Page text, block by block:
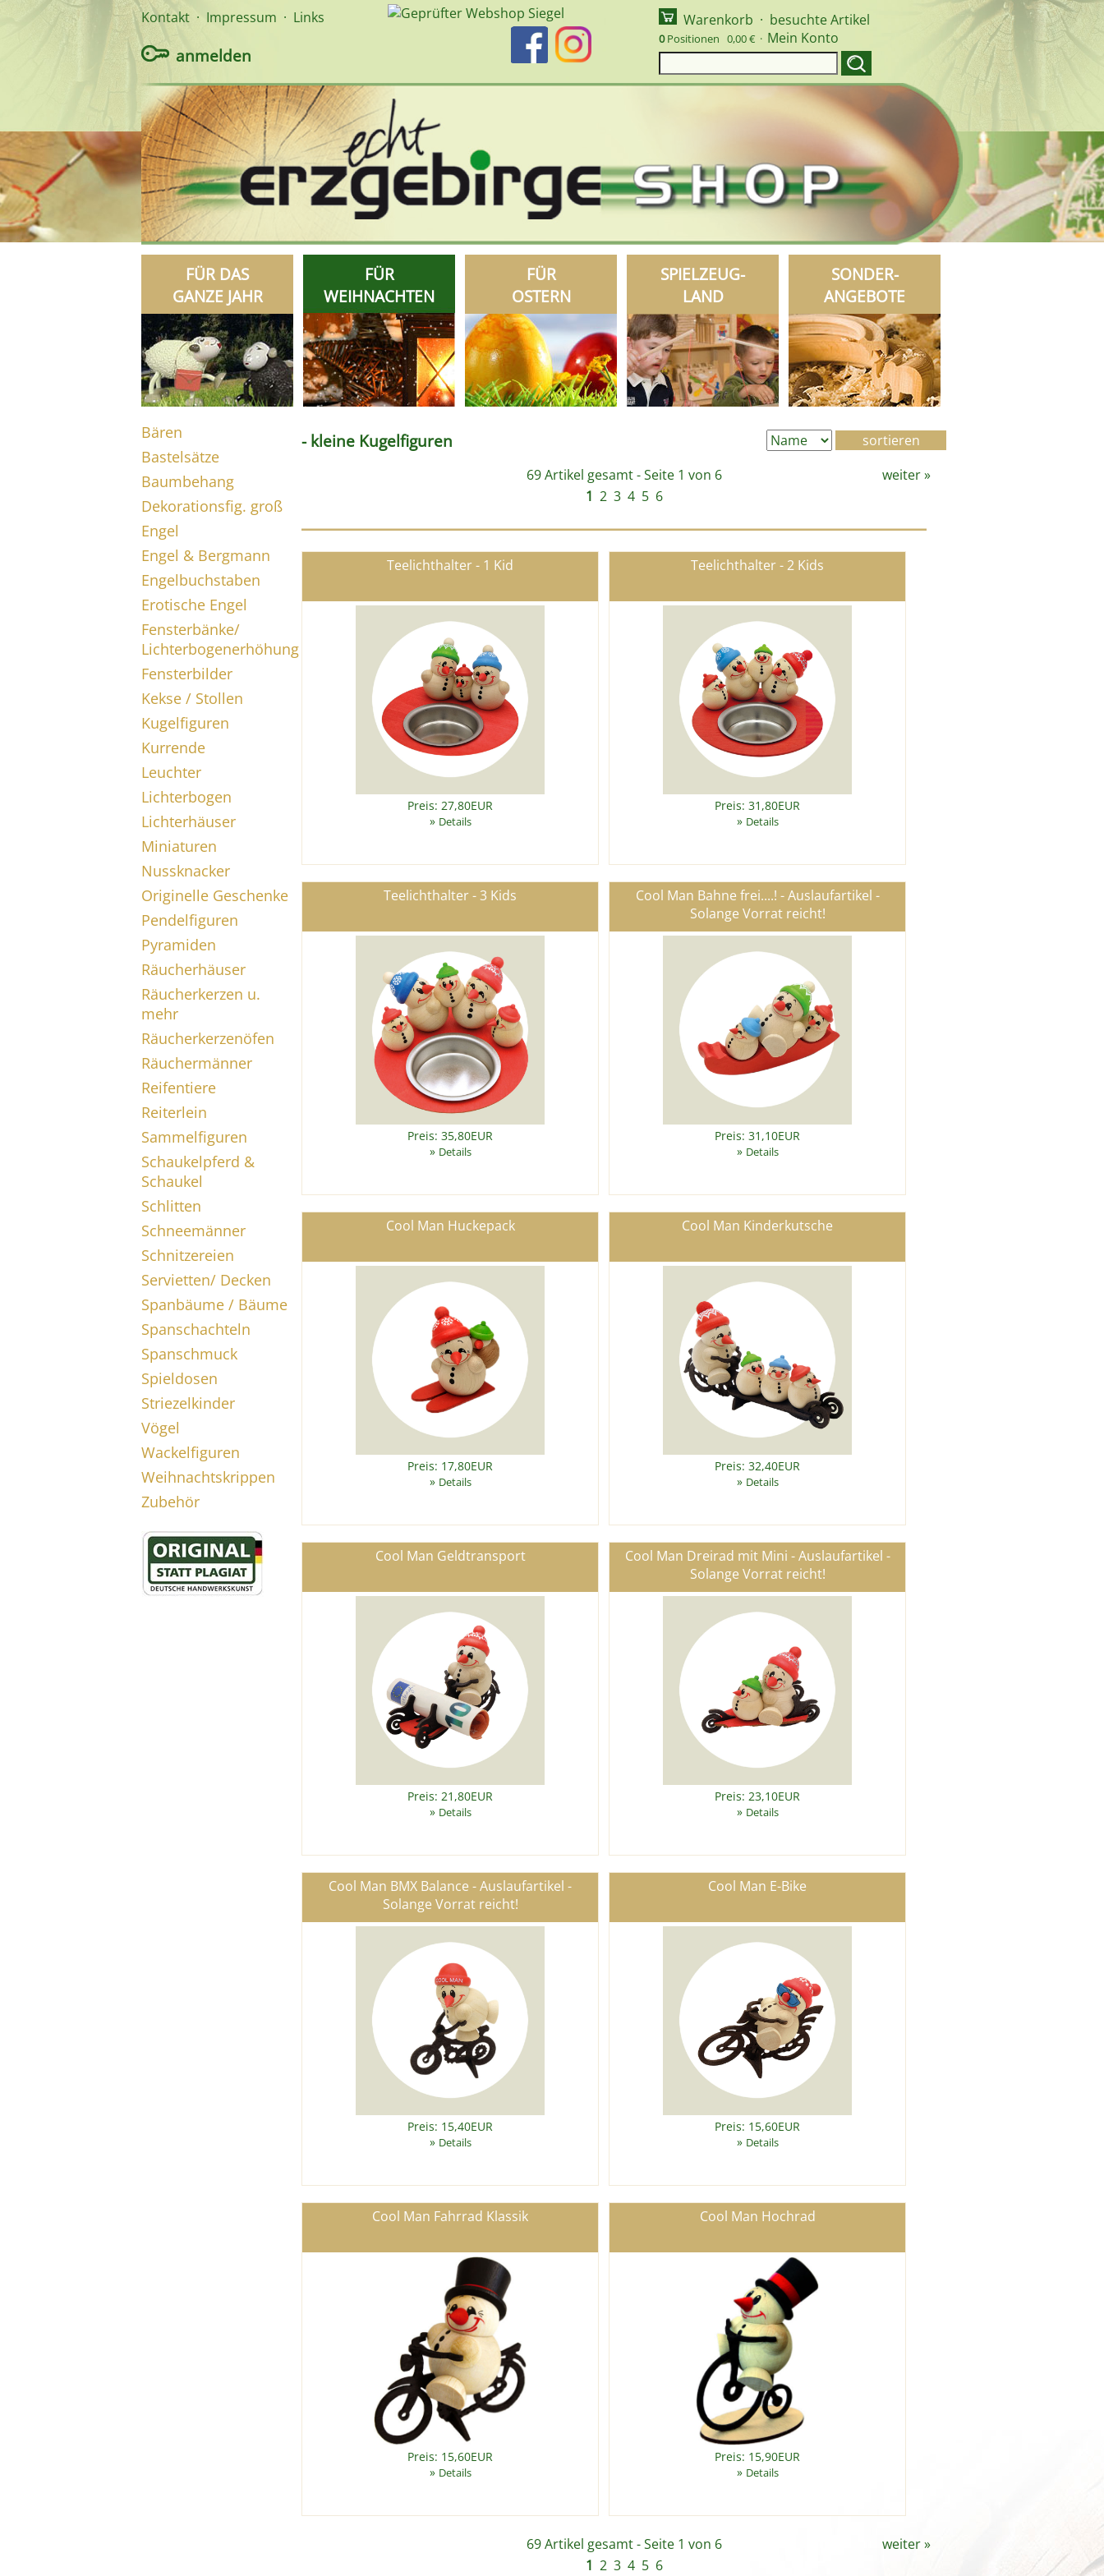
Kontakt · Impressum · Links
anmelden
Warenkorb · besuchte Artikel
0Positionen 0,00 € · Mein Konto
FÜR DAS
GANZE JAHR
FÜR
WEIHNACHTEN
FÜR
OSTERN
SPIELZEUG-
LAND
SONDER-
ANGEBOTE
Bären
Bastelsätze
Baumbehang
Dekorationsfig. groß
Engel
Engel & Bergmann
Engelbuchstaben
Erotische Engel
Fensterbänke/
Lichterbogenerhöhung
Fensterbilder
Kekse / Stollen
Kugelfiguren
Kurrende
Leuchter
Lichterbogen
Lichterhäuser
Miniaturen
Nussknacker
Originelle Geschenke
Pendelfiguren
Pyramiden
Räucherhäuser
Räucherkerzen u.
mehr
Räucherkerzenöfen
Räuchermänner
Reifentiere
Reiterlein
Sammelfiguren
Schaukelpferd &
Schaukel
Schlitten
Schneemänner
Schnitzereien
Servietten/ Decken
Spanbäume / Bäume
Spanschachteln
Spanschmuck
Spieldosen
Striezelkinder
Vögel
Wackelfiguren
Weihnachtskrippen
Zubehör
- kleine Kugelfiguren
69 Artikel gesamt - Seite 1 von 6 weiter»
1 2 3 4 5 6
Teelichthalter - 1 Kid
Preis: 27,80EUR
» Details
Teelichthalter - 2 Kids
Preis: 31,80EUR
» Details
Teelichthalter - 3 Kids
Preis: 35,80EUR
» Details
Cool Man Bahne frei....! - Auslaufartikel -
Solange Vorrat reicht!
Preis: 31,10EUR
» Details
Cool Man Huckepack
Preis: 17,80EUR
» Details
Cool Man Kinderkutsche
Preis: 32,40EUR
» Details
Cool Man Geldtransport
Preis: 21,80EUR
» Details
Cool Man Dreirad mit Mini - Auslaufartikel -
Solange Vorrat reicht!
Preis: 23,10EUR
» Details
Cool Man BMX Balance - Auslaufartikel -
Solange Vorrat reicht!
Preis: 15,40EUR
» Details
Cool Man E-Bike
Preis: 15,60EUR
» Details
Cool Man Fahrrad Klassik
Preis: 15,60EUR
» Details
Cool Man Hochrad
Preis: 15,90EUR
» Details
69 Artikel gesamt - Seite 1 von 6 weiter»
1 2 3 4 5 6